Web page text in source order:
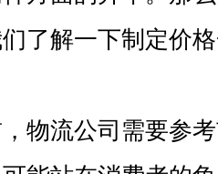
了解一下制定价
物流公司需要参